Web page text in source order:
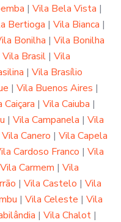
| Vila Bela Vista |
Bertioga | Vila Bianca |
Bonilha | Vila Bonilha
Vila Brasil | Vila
| Vila Brasílio
| Vila Buenos Aires |
Caiçara | Vila Caiuba |
| Vila Campanela | Vila
Vila Canero | Vila Capela
Cardoso Franco | Vila
Vila Carmem | Vila
| Vila Castelo | Vila
| Vila Celeste | Vila
| Vila Chalot |